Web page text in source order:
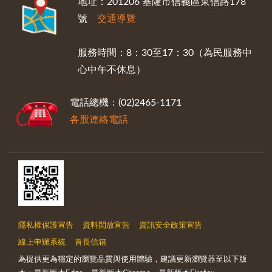
號 交通導覽
服務時間：8：30至17：30（為民服務中
心中午不休息）
電話總機：(02)2465-1171
各股連絡電話
隱私權保護宣告 資料開放宣告 資訊安全政策宣告
線上申辦系統 首長信箱
為提供更為穩定的瀏覽品質與使用體驗，建議更新瀏覽器至以下版